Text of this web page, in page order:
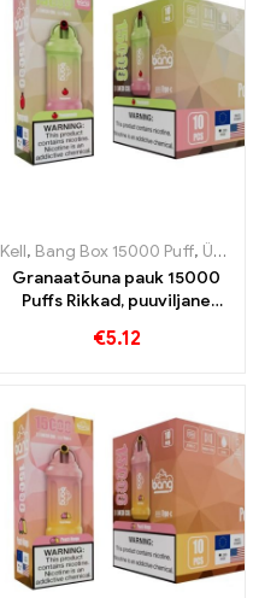
,
Kell, Bang Box 15000 Puff, Ühekordsed e-sigaretid Rootsi
Granaatõuna pauk 15000
Puffs Rikkad, puuviljane
vaperid nautida
€5.12